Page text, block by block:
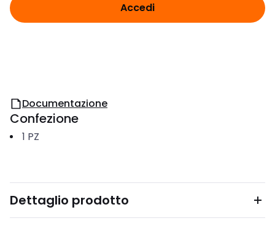
Accedi
Documentazione
Confezione
1 PZ
Dettaglio prodotto